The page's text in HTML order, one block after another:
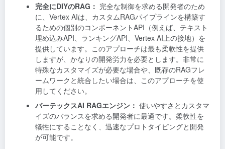
完全にDIYのRAG： 完全な制御を求める開発者のため
に、Vertex AIは、カスタムRAGパイプラインを構築す
るための個別のコンポーネントAPI（例えば、テキスト
埋め込みAPI、ランキングAPI、Vertex AI上の接地）を
提供しています。このアプローチは最も柔軟性を提供
しますが、かなりの開発労力を必要とします。非常に
特殊なカスタマイズが必要な場合や、既存のRAGフレ
ームワークと統合したい場合は、このアプローチを使
用してください。
バーテックスAI RAGエンジン： 使いやすさとカスタマ
イズのバランスを求める開発者に最適です。柔軟性を
犠牲にすることなく、迅速なプロトタイピングと開発
が可能です。